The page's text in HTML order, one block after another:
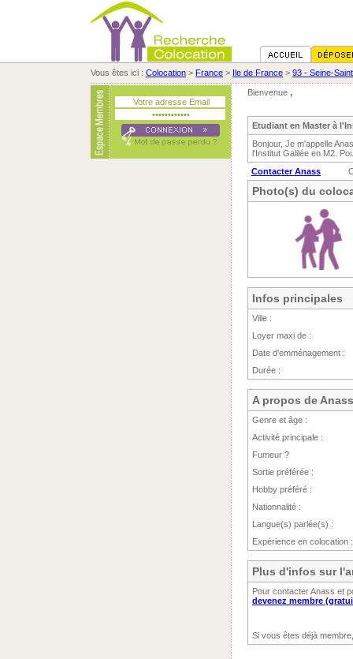
Vous êtes ici : Colocation > France > Ile de France > 93 - Seine-
Bienvenue ,
Etudiant en Master à
Bonjour, Je m'appelle
l'Institut Galilée en M2.
Contacter Anass
Photo(s) du
Infos principales
Ville :
Loyer maxi de :
Date d'emménagement :
Durée :
A propos de Anass
Genre et âge :
Activité principale :
Fumeur ?
Sortie préférée :
Hobby préféré :
Nationnalité :
Langue(s) parlée(s) :
Expérience en colocation :
Plus d'infos sur
Pour contacter Anass et
devenez membre
Si vous êtes déjà